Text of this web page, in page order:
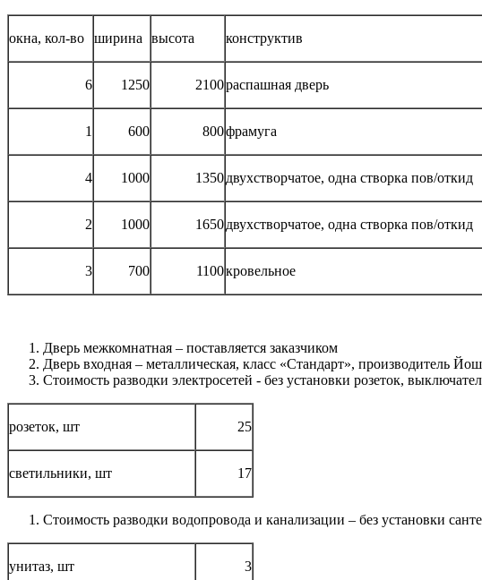
окна, кол-во ширина высота конструктив
6 1250 2100распашная дверь
1 600 800фрамуга
4 1000 1350двухстворчатое, одна створка пов/откид
2 1000 1650двухстворчатое, одна створка пов/откид
3 700 1100кровельное
Дверь межкомнатная – поставляется заказчиком
Дверь входная – металлическая, класс «Стандарт», производитель
Стоимость разводки электросетей - без установки розеток,
розеток, шт 25
светильники, шт 17
Стоимость разводки водопровода и канализации – без установки
унитаз, шт 3